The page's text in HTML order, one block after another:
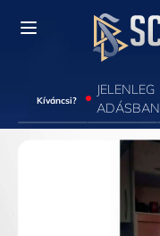
Kíváncsi?
JELENLEG
ADÁSBAN